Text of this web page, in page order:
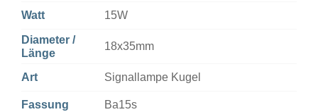
Watt 15W
Diameter /
Länge
18x35mm
Art Signallampe Kugel
Fassung Ba15s